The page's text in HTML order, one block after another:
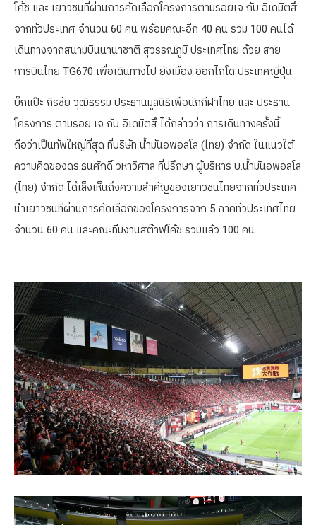
โค้ช และ เยาวชนที่ผ่านการคัดเลือกโครงการตามรอยเจ กับ อิเดมิตสึ
จากทั่วประเทศ จำนวน 60 คน พร้อมคณะอีก 40 คน รวม 100 คนได้
เดินทางจากสนามบินนานาชาติ สุวรรณภูมิ ประเทศไทย ด้วย สาย
การบินไทย TG670 เพื่อเดินทางไป ยังเมือง ฮอกไกโด ประเทศญี่ปุ่น
บิ๊กแป๊ะ ถิรชัย วุฒิธรรม ประธานมูลนิธิเพื่อนักกีฬาไทย และ ประธาน
โครงการ ตามรอย เจ กับ อิเดมิตสึ ได้กล่าวว่า การเดินทางครั้งนี้
ถือว่าเป็นทัพใหญ่ที่สุด ที่บริษัท น้ำมันอพอลโล (ไทย) จำกัด ในแนวใต้
ความคิดของดร.ธนศักดิ์ วหาวิศาล ที่ปรึกษา ผู้บริหาร บ.น้ำมันอพอลโล
(ไทย) จำกัด ได้เล็งเห็นถึงความสำคัญของเยาวชนไทยจากทั่วประเทศ
นำเยาวชนที่ผ่านการคัดเลือกของโครงการจาก 5 ภาคทั่วประเทศไทย
จำนวน 60 คน และคณะทีมงานสต๊าฟโค้ช รวมแล้ว 100 คน